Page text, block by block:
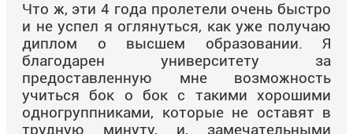
Что ж, эти 4 года пролетели очень быстро
и не успел я оглянуться, как уже получаю
диплом о высшем образовании. Я
благодарен университету за
предоставленную мне возможность
учиться бок о бок с такими хорошими
одногруппниками, которые не оставят в
трудную минуту, и, замечательными